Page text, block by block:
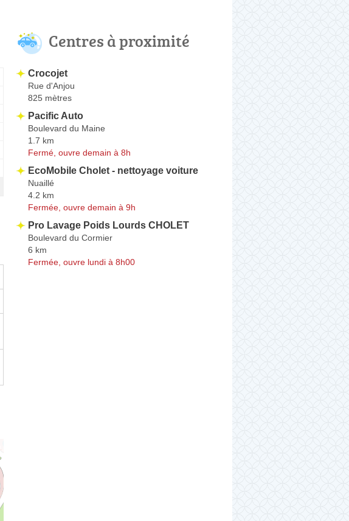
Centres à proximité
Crocojet
Rue d'Anjou
825 mètres
Pacific Auto
Boulevard du Maine
1.7 km
Fermé, ouvre demain à 8h
EcoMobile Cholet - nettoyage voiture
Nuaillé
4.2 km
Fermée, ouvre demain à 9h
Pro Lavage Poids Lourds CHOLET
Boulevard du Cormier
6 km
Fermée, ouvre lundi à 8h00